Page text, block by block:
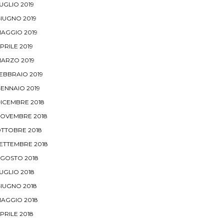
2019
2019
2019
2019
2019
2019
2019
2018
2018
2018
2018
2018
2018
2018
2018
2018